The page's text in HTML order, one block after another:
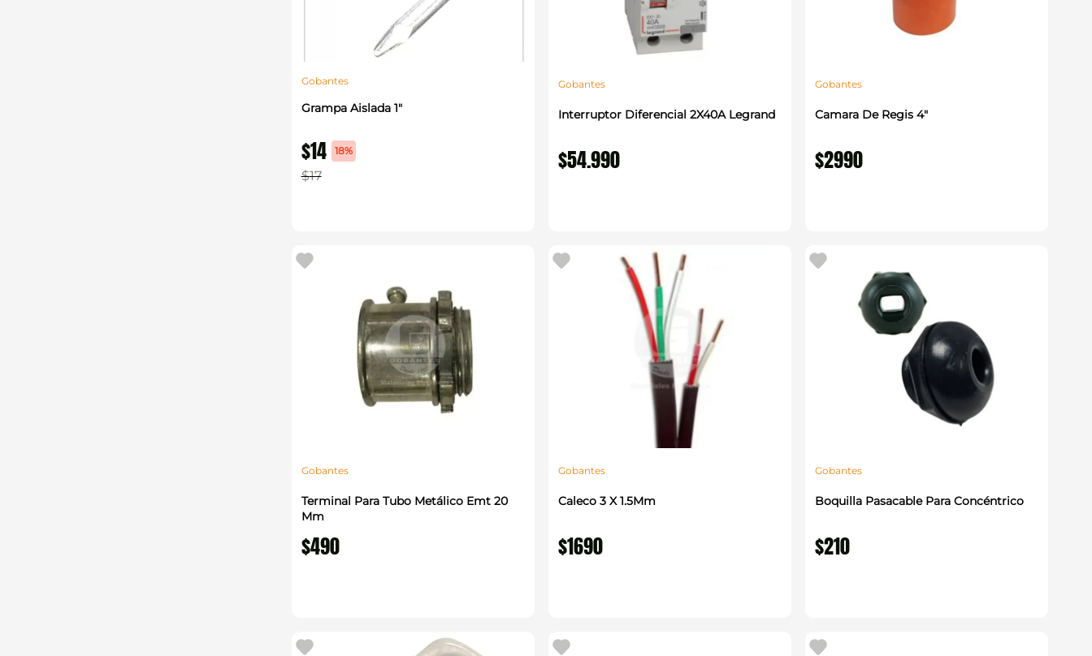
Gobantes
Grampa Aislada 1″
$14 18%
$17
Gobantes
Interruptor Diferencial 2X40A Legrand
$54.990
Gobantes
Camara De Regis 4"
$2990
Gobantes
Terminal Para Tubo Metálico Emt 20
Mm
$490
Gobantes
Caleco 3 X 1.5Mm
$1690
Gobantes
Boquilla Pasacable Para Concéntrico
$210